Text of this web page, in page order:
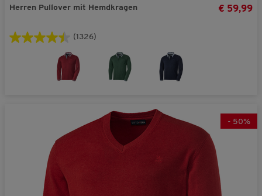
Herren Pullover mit Hemdkragen € 59,99
(1326)
- 50%